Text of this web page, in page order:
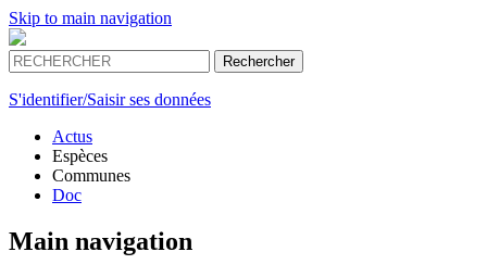
Skip to main navigation
S'identifier/Saisir ses données
Actus
Espèces
Communes
Doc
Main navigation